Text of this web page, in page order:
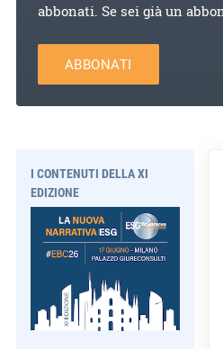
abbonati. Se sei già un
ABBONATI
I CONTENUTI DELLA XI
EDIZIONE